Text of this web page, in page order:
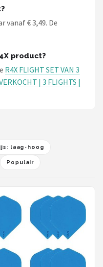
vanaf € 3,49. De
product?
R4X FLIGHT SET VAN 3
| 3 FLIGHTS |
laag-hoog
Populair